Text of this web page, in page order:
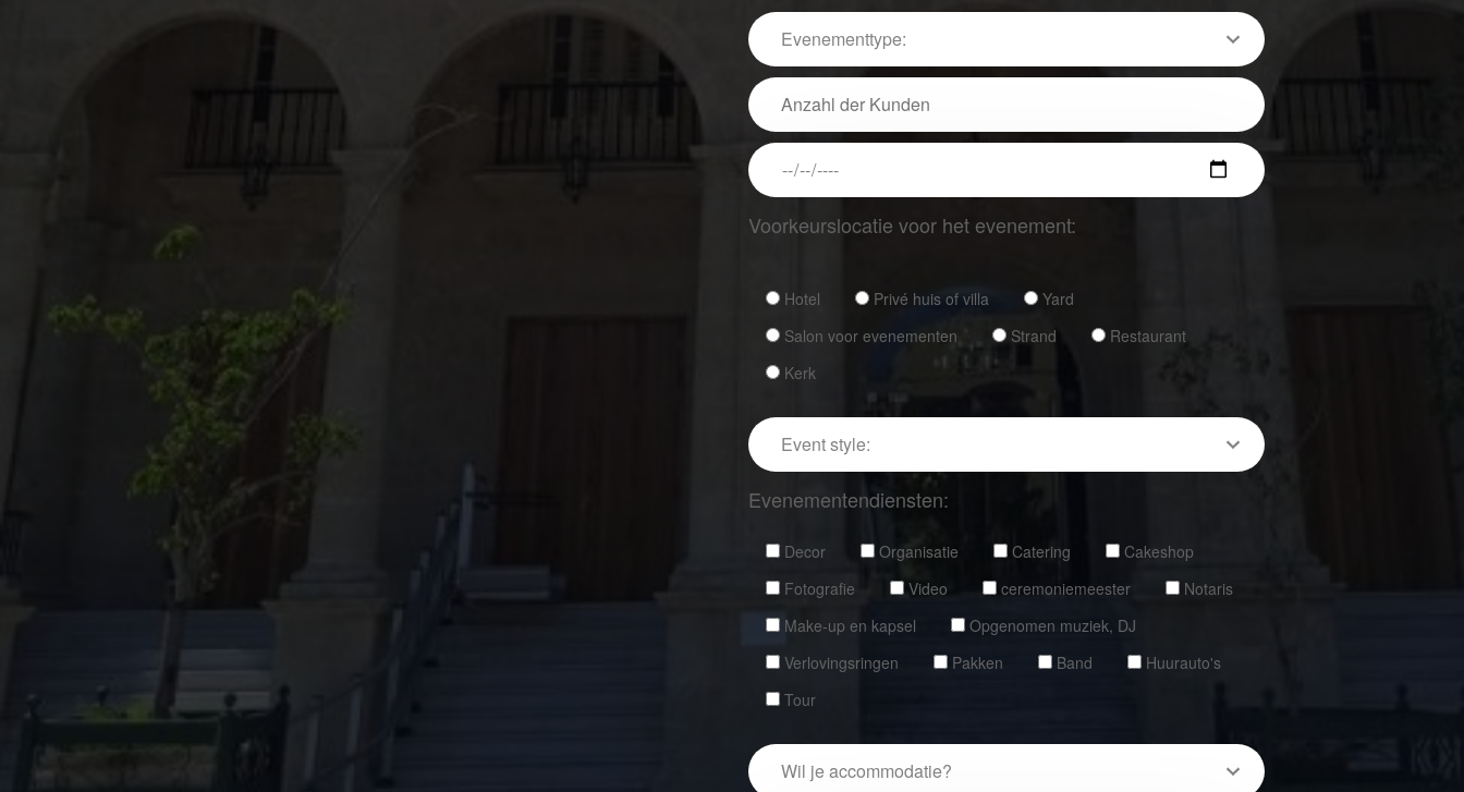
Voorkeurslocatie voor het evenement:
Hotel Privé huis of villa
Yard
Salon voor evenementen
Strand
Restaurant
Kerk
Evenementendiensten:
Decor Organisatie Catering
Cakeshop
Fotografie
Video ceremoniemeester
Notaris
Make-up en kapsel
Opgenomen muziek, DJ
Verlovingsringen
Pakken Band
Huurauto's
Tour